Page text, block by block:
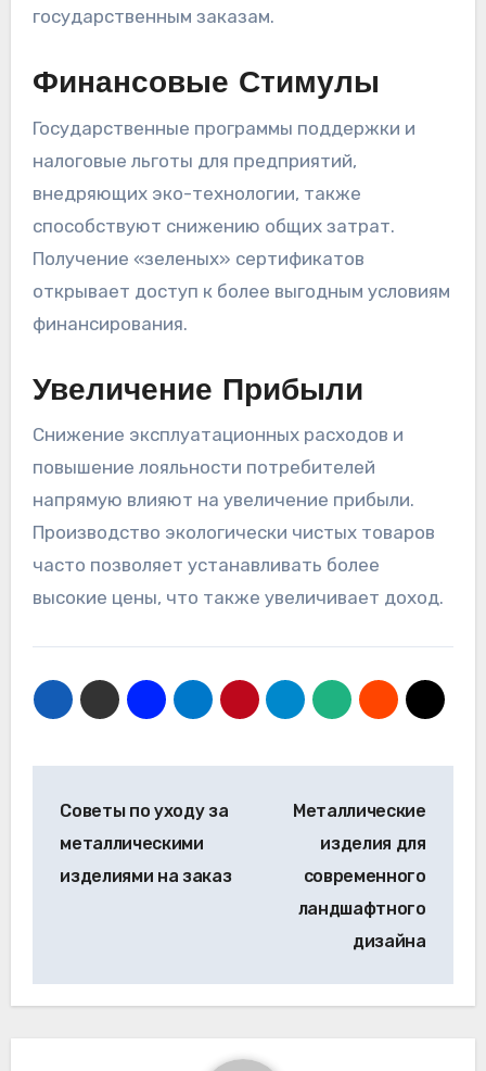
государственным заказам.
Финансовые Стимулы
Государственные программы поддержки и
налоговые льготы для предприятий,
внедряющих эко-технологии, также
способствуют снижению общих затрат.
Получение «зеленых» сертификатов
открывает доступ к более выгодным условиям
финансирования.
Увеличение Прибыли
Снижение эксплуатационных расходов и
повышение лояльности потребителей
напрямую влияют на увеличение прибыли.
Производство экологически чистых товаров
часто позволяет устанавливать более
высокие цены, что также увеличивает доход.
по
записям
Советы по уходу за
металлическими
изделиями на заказ
Металлические
изделия для
современного
ландшафтного
дизайна